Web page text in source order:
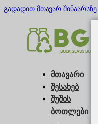
გადადით მთავარ შინაარსზე
მთავარი
შესახებ
შუშის
ბოთლები